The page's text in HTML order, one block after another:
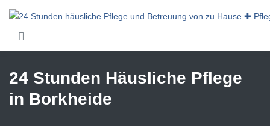
24 Stunden Häusliche Pflege
in Borkheide